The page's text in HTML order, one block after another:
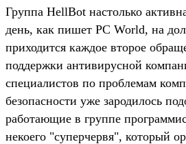
Группа HellBot настолько
день, как пишет PC World, на
приходится каждое второе
поддержки антивирусной
специалистов по проблемам
безопасности уже зародилось
работающие в группе
некоего "суперчервя", который